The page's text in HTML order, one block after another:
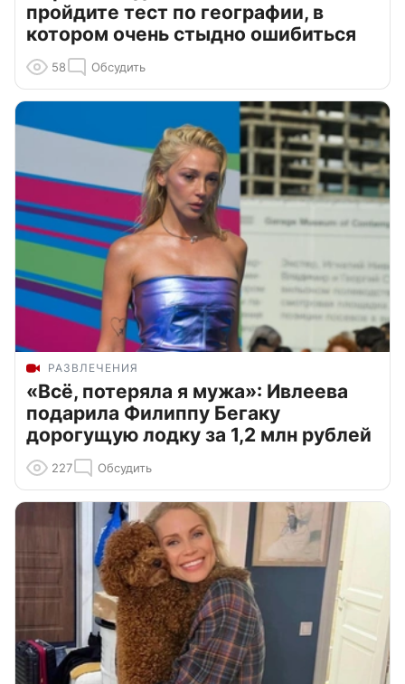
пройдите тест по географии, в
котором очень стыдно ошибиться
58 Обсудить
РАЗВЛЕЧЕНИЯ
«Всё, потеряла я мужа»: Ивлеева
подарила Филиппу Бегаку
дорогущую лодку за 1,2 млн рублей
227 Обсудить